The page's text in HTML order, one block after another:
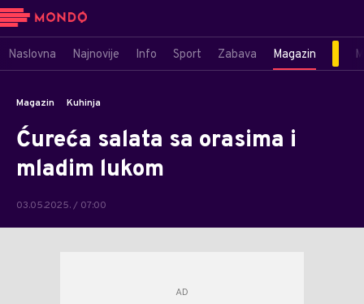
Naslovna Najnovije Info Sport Zabava Magazin
Magazin Kuhinja
Ćureća salata sa orasima i
mladim lukom
03.05.2025. / 07:00